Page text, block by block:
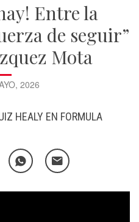
Entre la
de seguir”
Mota
2026
HEALY EN FORMULA